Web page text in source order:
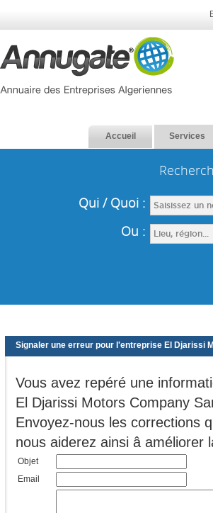
Accueil Services
Signaler une erreur pour l'entreprise El Djarissi
Vous avez repéré une
El Djarissi Motors Company
Envoyez-nous les corrections
nous aiderez ainsi â améliorer
Objet
Email